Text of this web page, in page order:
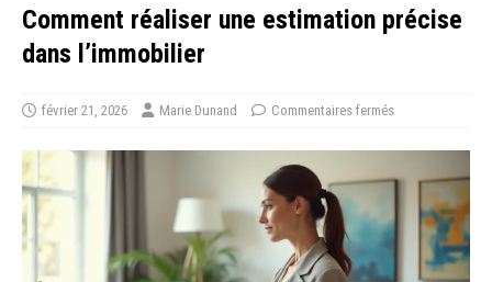
Comment réaliser une estimation précise
dans l’immobilier
février 21, 2026 Marie Dunand Commentaires fermés